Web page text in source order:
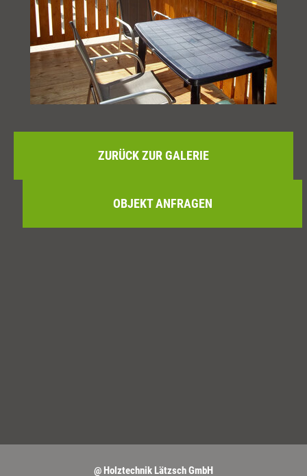
ZURÜCK ZUR GALERIE
OBJEKT ANFRAGEN
@ Holztechnik Lätzsch GmbH